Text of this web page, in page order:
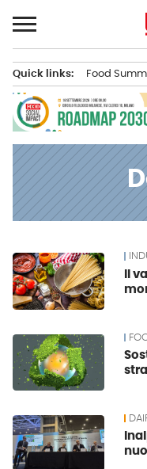
al
contenuto
principale
Quick links: Food
News
Il